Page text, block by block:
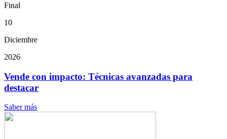
Final
10
Diciembre
2026
Vende con impacto: Técnicas avanzadas para
destacar
Saber más